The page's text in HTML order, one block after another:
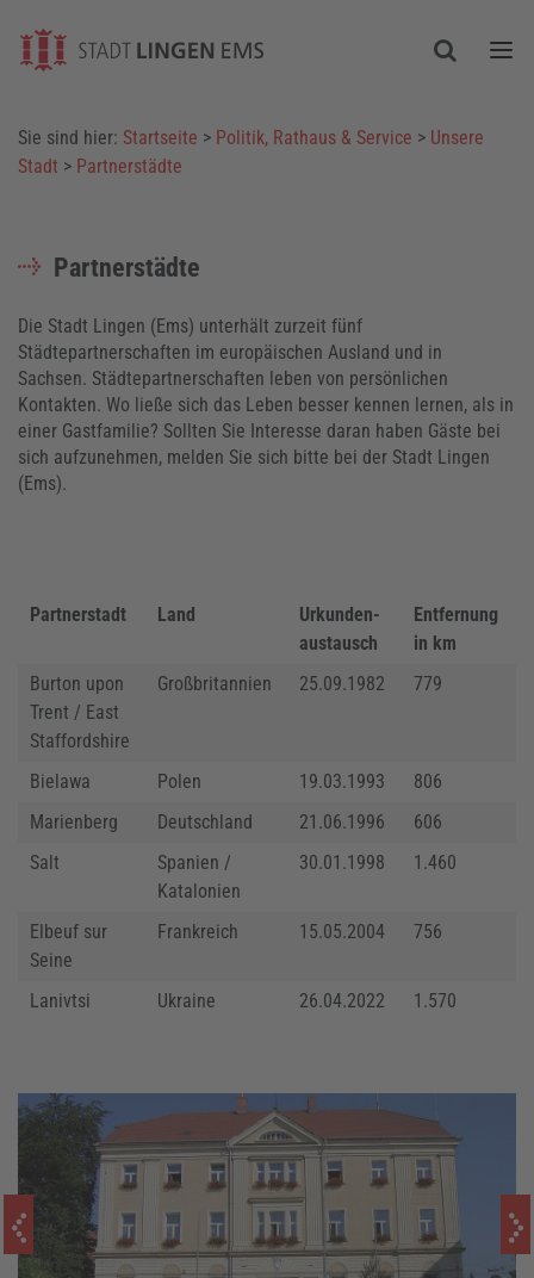
Sie sind hier: Startseite > Politik, Rathaus & Service > Unsere
Stadt > Partnerstädte
Partnerstädte
Die Stadt Lingen (Ems) unterhält zurzeit fünf
Städtepartnerschaften im europäischen Ausland und in
Sachsen. Städtepartnerschaften leben von persönlichen
Kontakten. Wo ließe sich das Leben besser kennen lernen, als in
einer Gastfamilie? Sollten Sie Interesse daran haben Gäste bei
sich aufzunehmen, melden Sie sich bitte bei der Stadt Lingen
(Ems).
Partnerstadt Land
Urkunden-
austausch
Entfernung
in km
Burton upon
Trent / East
Staffordshire
Großbritannien 25.09.1982 779
Bielawa Polen 19.03.1993
806
Marienberg
Deutschland 21.06.1996
606
Salt
Spanien /
Katalonien
30.01.1998 1.460
Elbeuf sur
Seine
Frankreich 15.05.2004 756
Lanivtsi Ukraine 26.04.2022 1.570